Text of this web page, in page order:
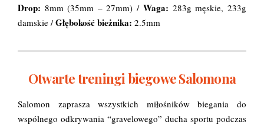
Drop: 8mm (35mm – 27mm) /Waga: 283g męskie, 233g
damskie /Głębokość bieżnika: 2.5mm
Otwarte treningi biegowe Salomona
Salomon zaprasza wszystkich miłośników biegania do
wspólnego odkrywania “gravelowego” ducha sportu podczas